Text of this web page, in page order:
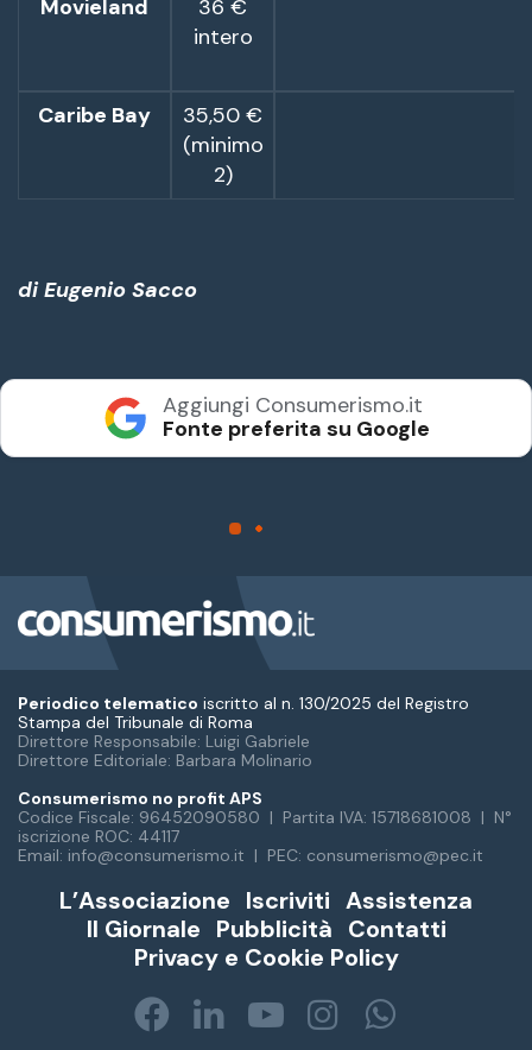
Periodico telematico iscritto al n. 130/2025 del Registro
Stampa del Tribunale di Roma
Direttore Responsabile: Luigi Gabriele
Direttore Editoriale: Barbara Molinario
Consumerismo no profit APS
Codice Fiscale: 96452090580 | Partita IVA: 15718681008 | N°
iscrizione ROC: 44117
Email: info@consumerismo.it | PEC: consumerismo@pec.it
L’Associazione Iscriviti Assistenza
Il Giornale Pubblicità Contatti
Privacy e Cookie Policy
Facebook
LinkedIn
You Instagram